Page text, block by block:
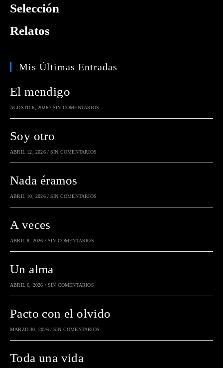
Selección
Relatos
Mis Últimas Entradas
El mendigo
AGOSTO 6, 2026 / SIN COMENTARIOS
Soy otro
ABRIL 12, 2026 / SIN COMENTARIOS
Nada éramos
ABRIL 10, 2026 / SIN COMENTARIOS
A veces
ABRIL 8, 2026 / SIN COMENTARIOS
Un alma
ABRIL 6, 2026 / SIN COMENTARIOS
Pacto con el olvido
MARZO 30, 2026 / SIN COMENTARIOS
Toda una vida